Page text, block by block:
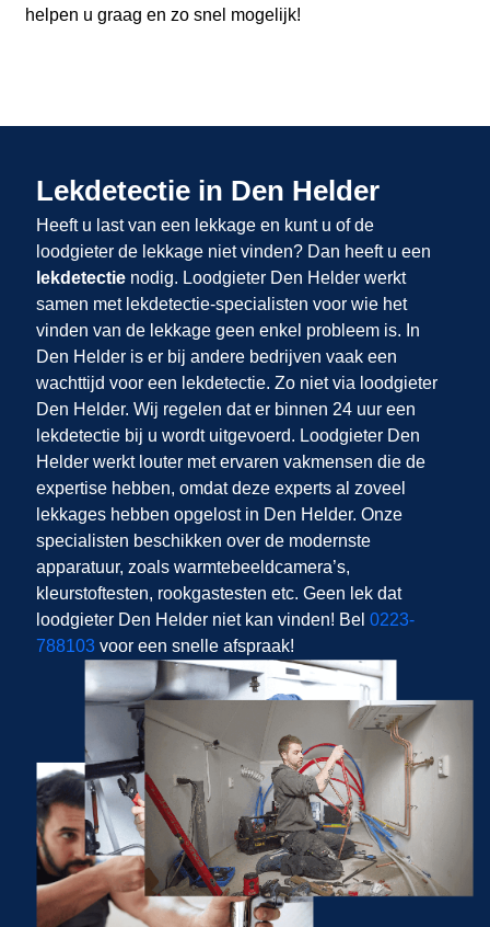
helpen u graag en zo snel mogelijk!
Lekdetectie in Den Helder
Heeft u last van een lekkage en kunt u of de
loodgieter de lekkage niet vinden? Dan heeft u een
lekdetectienodig. Loodgieter Den Helder werkt
samen met lekdetectie-specialisten voor wie het
vinden van de lekkage geen enkel probleem is. In
Den Helder is er bij andere bedrijven vaak een
wachttijd voor een lekdetectie. Zo niet via loodgieter
Den Helder. Wij regelen dat er binnen 24 uur een
lekdetectie bij u wordt uitgevoerd. Loodgieter Den
Helder werkt louter met ervaren vakmensen die de
expertise hebben, omdat deze experts al zoveel
lekkages hebben opgelost in Den Helder. Onze
specialisten beschikken over de modernste
apparatuur, zoals warmtebeeldcamera’s,
kleurstoftesten, rookgastesten etc. Geen lek dat
loodgieter Den Helder niet kan vinden! Bel 0223-
788103voor een snelle afspraak!